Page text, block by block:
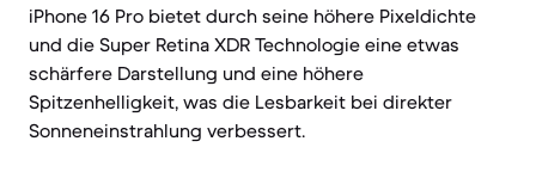
iPhone 16 Pro bietet durch seine höhere Pixeldichte
und die Super Retina XDR Technologie eine etwas
schärfere Darstellung und eine höhere
Spitzenhelligkeit, was die Lesbarkeit bei direkter
Sonneneinstrahlung verbessert.